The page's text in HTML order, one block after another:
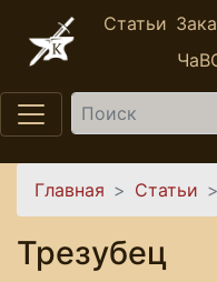
Перейти к основному
Статьи
Найти
Вы здесь
Главная Статьи
Трезубец